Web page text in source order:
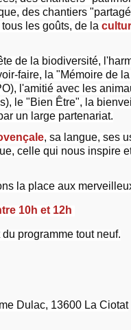
des chantiers
les goûts, de la
de la biodiversité,
faire, la "Mémoire de
l'amitié avec les
le "Bien Être", la
un large partenariat.
, sa langue, ses
celle qui nous inspire
la place aux
10h et 12h
programme tout neuf.
Dulac, 13600 La Ciotat